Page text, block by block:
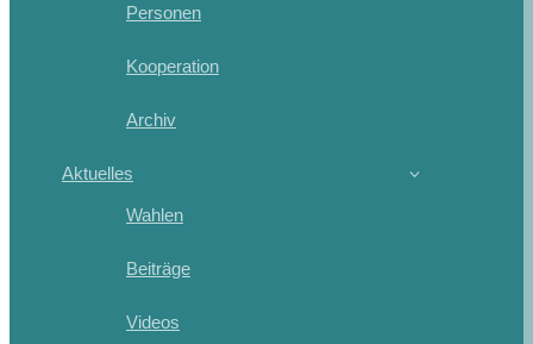
Personen
Kooperation
Archiv
Aktuelles
Wahlen
Beiträge
Videos